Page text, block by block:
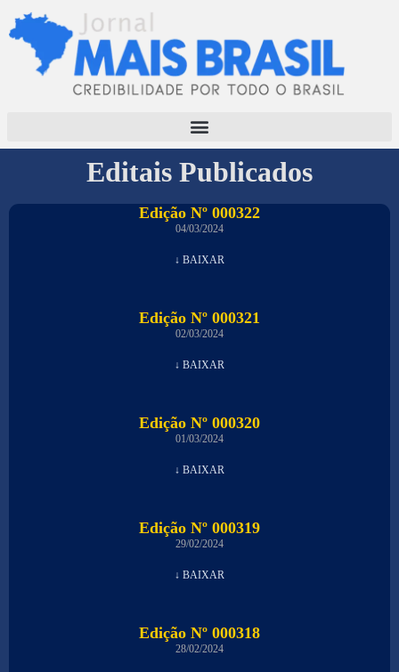
Editais Publicados
Edição Nº 000322
04/03/2024
↓ BAIXAR
Edição Nº 000321
02/03/2024
↓ BAIXAR
Edição Nº 000320
01/03/2024
↓ BAIXAR
Edição Nº 000319
29/02/2024
↓ BAIXAR
Edição Nº 000318
28/02/2024